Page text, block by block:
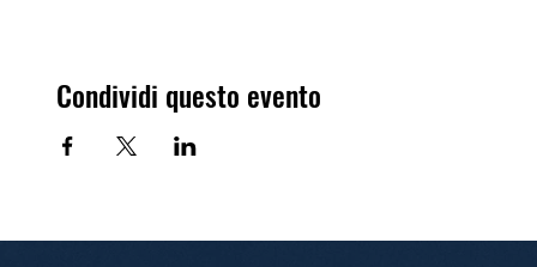
Condividi questo evento